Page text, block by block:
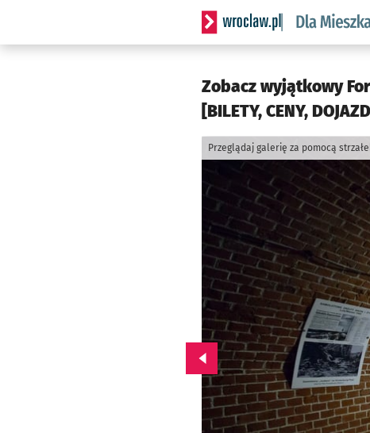
Serwis informacyjny
Zobacz wyjątkowy
[BILETY, CENY,
Przeglądaj galerię za pomocą
Przejdź do poprzedniego